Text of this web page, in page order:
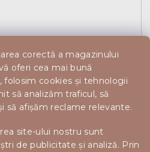
corectă a magazinului
oferi cea mai bună
folosim cookies și tehnologii
să analizăm traficul, să
să afișăm reclame relevante.
site-ului nostru sunt
de publicitate și analiză. Prin